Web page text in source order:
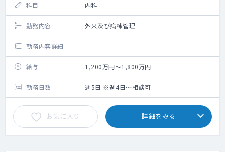
科目 内科
勤務内容 外来及び病棟管理
勤務内容詳細
給与 1,200万円～1,800万円
勤務日数 週5日 ※週4日～相談可
お気に入り 詳細をみる